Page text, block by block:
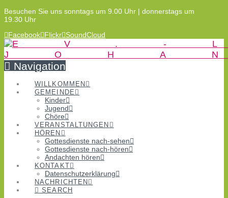
Besuchen Sie uns sonntags um 9.00 Uhr | donnerstags um
19.30 Uhr
Facebook Flickr SoundCloud
Navigation
WILLKOMMEN
GEMEINDE
Kinder
Jugend
Chöre
VERANSTALTUNGEN
HÖREN
Gottesdienste nach-sehen
Gottesdienste nach-hören
Andachten hören
KONTAKT
Datenschutzerklärung
NACHRICHTEN
SEARCH